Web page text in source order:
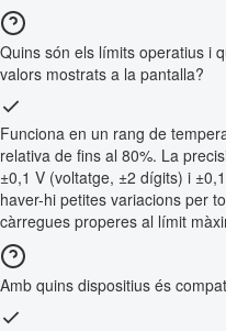
Quins són els límits operatius i
valors mostrats a la pantalla?
Funciona en un rang de
relativa de fins al 80%. La
±0,1 V (voltatge, ±2 dígits) i
haver-hi petites variacions per
càrregues properes al límit
Amb quins dispositius és